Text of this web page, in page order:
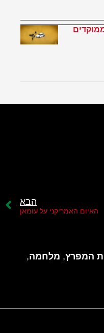
הבא
האיום האמריקני על עומאן
המפרץ, מלחמה,